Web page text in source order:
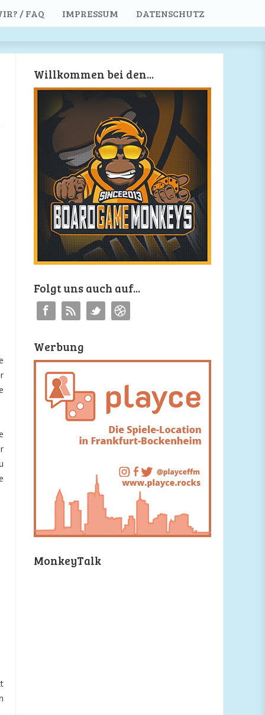
/ FAQ IMPRESSUM DATENSCHUTZ
Willkommen bei den...
Folgt uns auch auf...
Werbung
MonkeyTalk